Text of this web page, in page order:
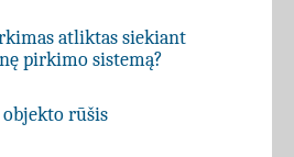
atliktas siekiant
pirkimo sistemą?
rūšis